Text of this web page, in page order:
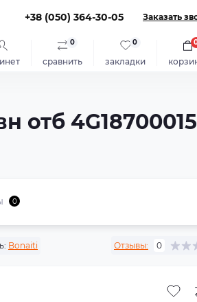
+38 (050) 364-30-05 Заказать
сравнить
0
закладки
0
отб 4G18700015
0
Bonaiti Отзывы: 0